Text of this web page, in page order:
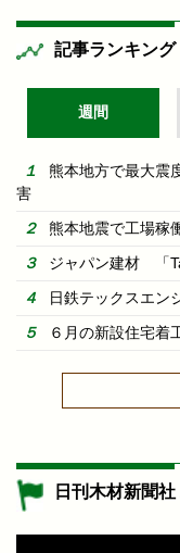
記事ランキング
週間
熊本地方で最大震
害
熊本地震で工場稼
ジャパン建材 「
日鉄テックスエ
６月の新設住宅着
日刊木材新聞